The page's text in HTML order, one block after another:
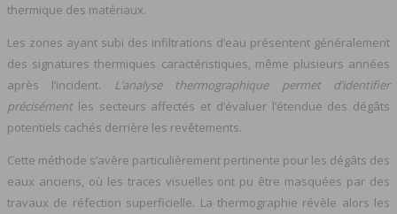
thermique des matériaux.
Les zones ayant subi des infiltrations d’eau présentent généralement
des signatures thermiques caractéristiques, même plusieurs années
après l’incident. L’analyse thermographique permet d’identifier
précisément les secteurs affectés et d’évaluer l’étendue des dégâts
potentiels cachés derrière les revêtements.
Cette méthode s’avère particulièrement pertinente pour les dégâts des
eaux anciens, où les traces visuelles ont pu être masquées par des
travaux de réfection superficielle. La thermographie révèle alors les